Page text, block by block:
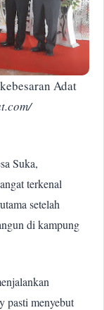
Adat
Suka,
terkenal
setelah
di kampung
pasti menyebut